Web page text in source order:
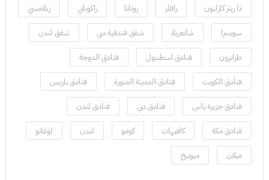
ذا ريتز كارلتون رافلز روتانا زاكوباني زيلامسي
سويسرا شانغريلا شقق فندقية دبي شقق لندن
طرابزون فنادق اسطنبول فنادق الدوحة
فنادق الكويت فنادق المدينة المنورة فنادق باريس
فنادق جزيرة ياس فنادق دبي فنادق لندن
فنادق مكة كافيهات كومو لندن لوغانو
ميلان ميونيخ